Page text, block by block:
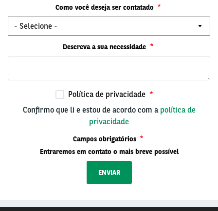
Como você deseja ser contatado
Descreva a sua necessidade
Política de privacidade
Confirmo que li e estou de acordo com a política de
privacidade
Campos obrigatórios
Entraremos em contato o mais breve possível